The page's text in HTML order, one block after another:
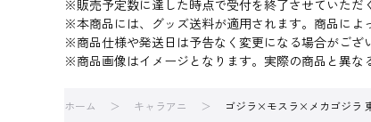
※販売予定数に達した時点で受付を終了させていただ
※本商品には、グッズ送料が適用されます。商品によ
※商品仕様や発送日は予告なく変更になる場合がござ
※商品画像はイメージとなります。実際の商品と異な
ホーム キャラアニ ゴジラ×モスラ×メカゴジラ